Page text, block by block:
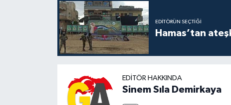
EDITÖRÜN SEÇTIĞI
Hamas’tan
EDITÖR HAKKINDA
Sinem Sıla Demirkaya